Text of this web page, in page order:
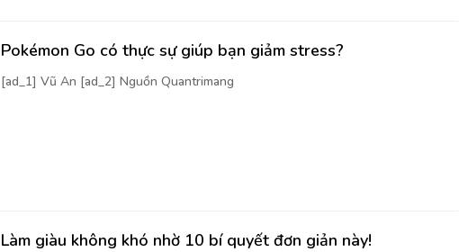
Pokémon Go có thực sự giúp bạn giảm stress?
[ad_1] Vũ An [ad_2] Nguồn Quantrimang
Làm giàu không khó nhờ 10 bí quyết đơn giản này!